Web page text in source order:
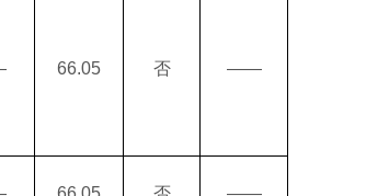
66.05 否 ——